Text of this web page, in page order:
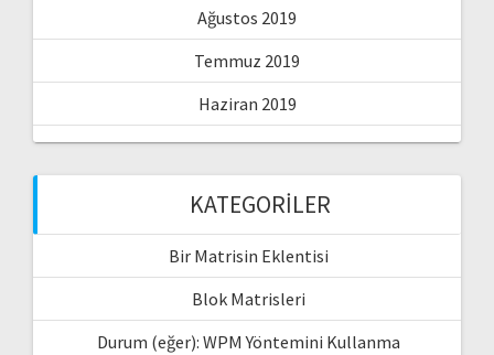
Ağustos 2019
Temmuz 2019
Haziran 2019
KATEGORILER
Bir Matrisin Eklentisi
Blok Matrisleri
Durum (eğer): WPM Yöntemini Kullanma